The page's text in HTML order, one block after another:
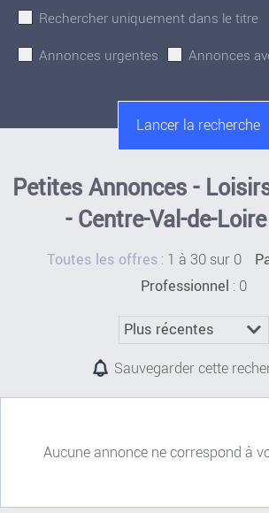
Rechercher uniquement dans le titre
Annonces urgentes
Annonces
Petites Annonces -
- Centre-Val-de-
Toutes les offres : 1 à 30 sur 0
Professionnel : 0
Sauvegarder cette
Aucune annonce ne correspond à